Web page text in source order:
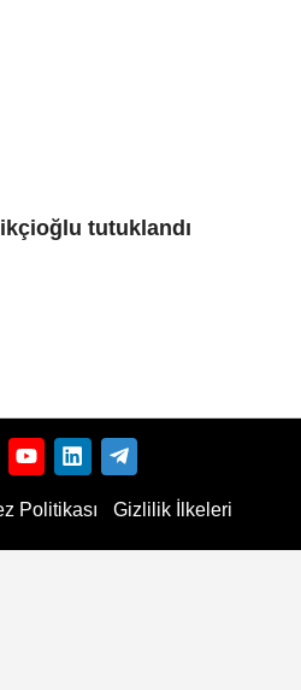
tutuklandı
Politikası Gizlilik İlkeleri